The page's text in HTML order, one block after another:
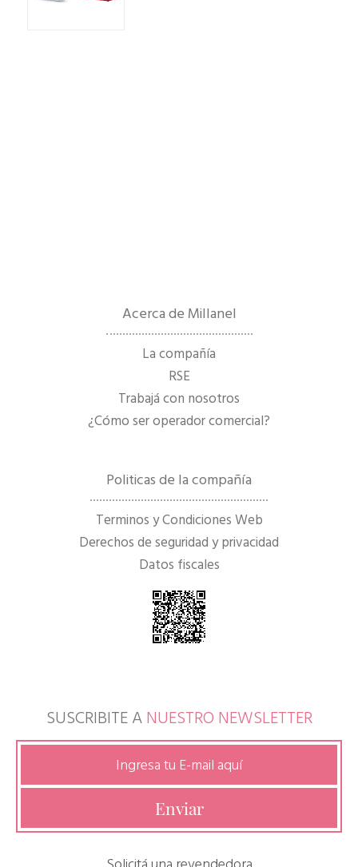
Acerca de Millanel
La compañía
RSE
Trabajá con nosotros
¿Cómo ser operador comercial?
Politicas de la compañía
Terminos y Condiciones Web
Derechos de seguridad y privacidad
Datos fiscales
SUSCRIBITE ANUESTRO NEWSLETTER